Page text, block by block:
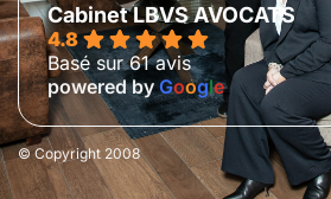
© Copyright 2008
Cabinet LBVS AVOCATS
4.8
Basé sur 61 avis
powered by Google